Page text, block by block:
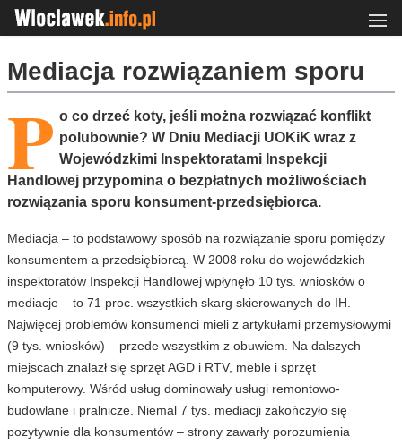
Mediacja rozwiązaniem sporu
P o co drzeć koty, jeśli można rozwiązać konflikt
polubownie? W Dniu Mediacji UOKiK wraz z
Wojewódzkimi Inspektoratami Inspekcji
Handlowej przypomina o bezpłatnych możliwościach
rozwiązania sporu konsument-przedsiębiorca.
Mediacja – to podstawowy sposób na rozwiązanie sporu pomiędzy
konsumentem a przedsiębiorcą. W 2008 roku do wojewódzkich
inspektoratów Inspekcji Handlowej wpłynęło 10 tys. wniosków o
mediacje – to 71 proc. wszystkich skarg skierowanych do IH.
Najwięcej problemów konsumenci mieli z artykułami przemysłowymi
(9 tys. wniosków) – przede wszystkim z obuwiem. Na dalszych
miejscach znalazł się sprzęt AGD i RTV, meble i sprzęt
komputerowy. Wśród usług dominowały usługi remontowo-
budowlane i pralnicze. Niemal 7 tys. mediacji zakończyło się
pozytywnie dla konsumentów – strony zawarły porozumienia